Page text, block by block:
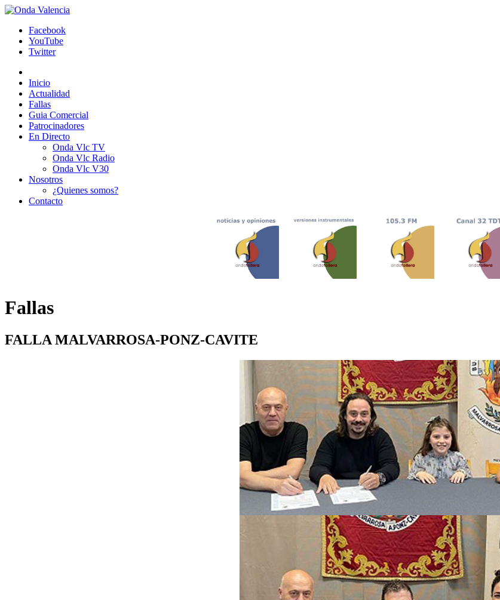
Facebook
YouTube
Twitter
Inicio
Actualidad
Fallas
Guia Comercial
Patrocinadores
En Directo
Onda Vlc TV
Onda Vlc Radio
Onda Vlc V30
Nosotros
¿Quienes somos?
Contacto
Fallas
FALLA MALVARROSA-PONZ-CAVITE